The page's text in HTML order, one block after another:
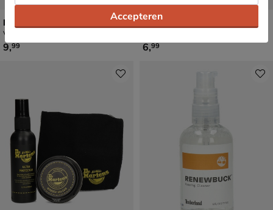
Dr. Martens Wonder Balsam
Verzorgingsproducten
€ 9,99
9,99
Nelson Cotton Kids
€ 6,99
6,99
Accepteren